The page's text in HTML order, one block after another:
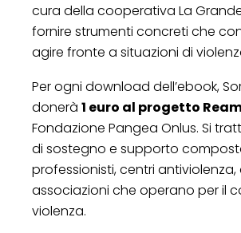
cura della cooperativa La
fornire strumenti concreti che
agire fronte a situazioni di
Per ogni download dell’ebook,
donerà 1 euro al progetto
Fondazione Pangea Onlus. Si
di sostegno e supporto
professionisti, centri
associazioni che operano per il
violenza.